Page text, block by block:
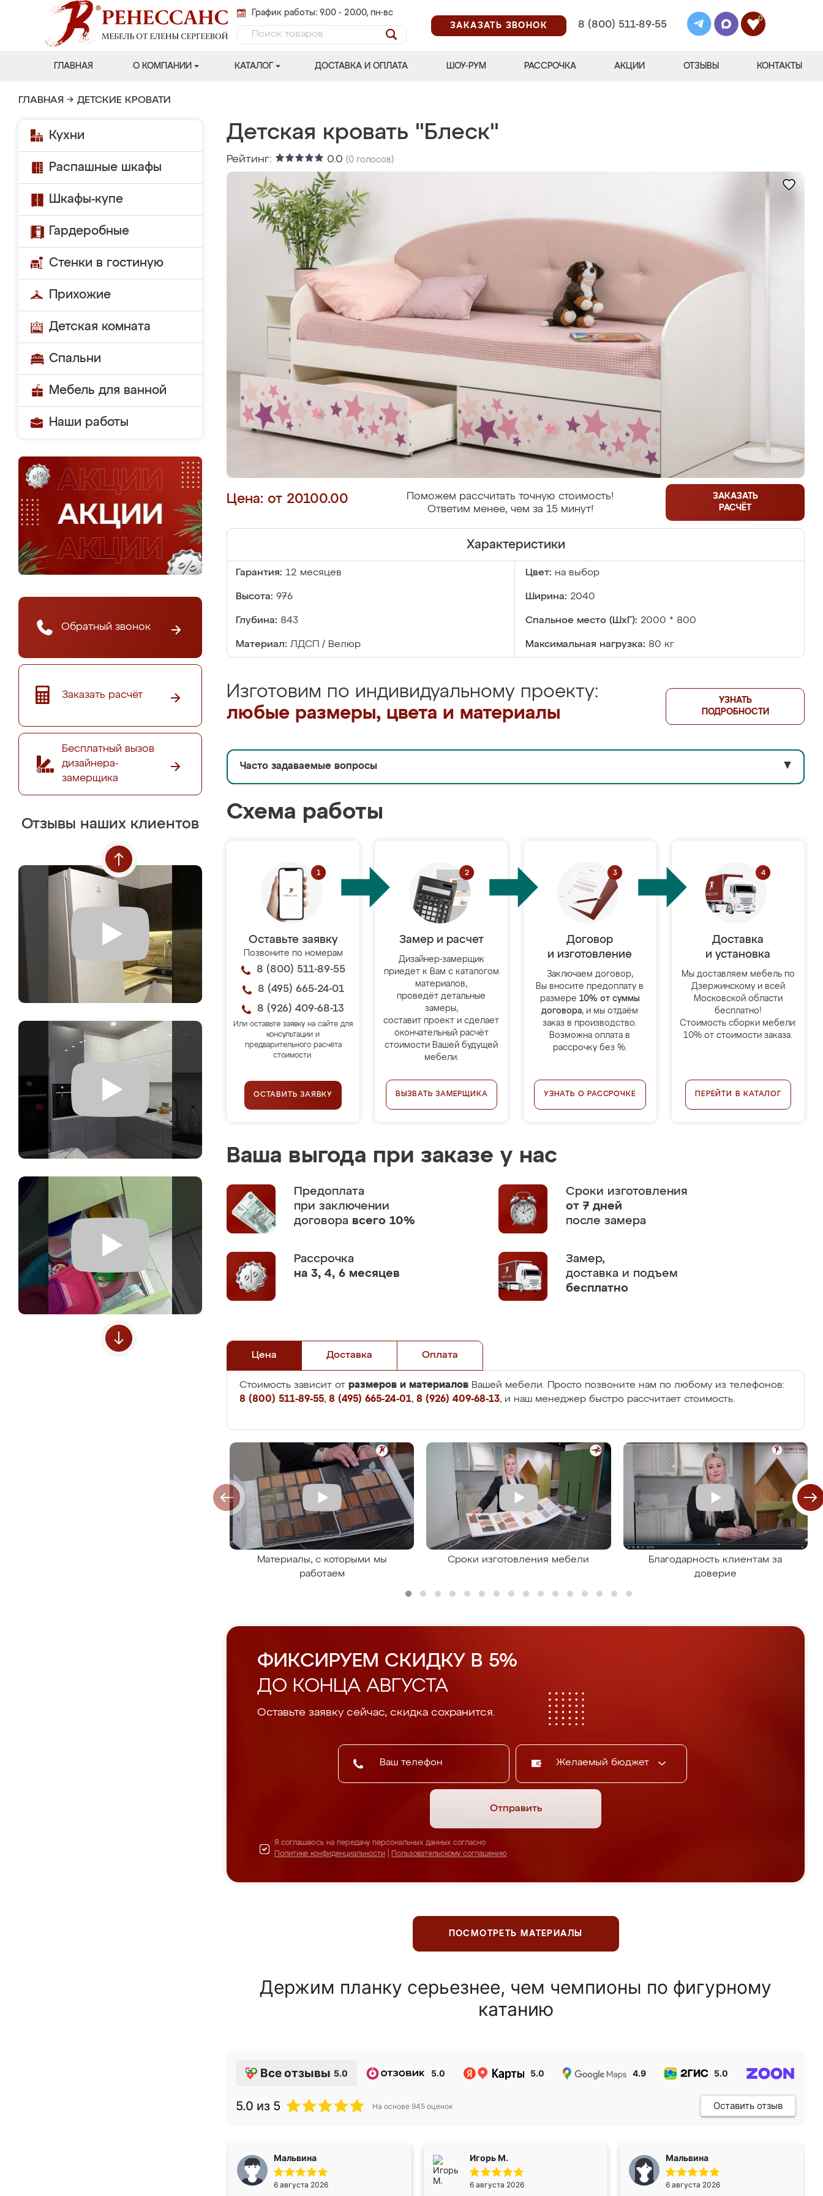
График работы: 9.00 - 20.00, пн-вс
ЗАКАЗАТЬ ЗВОНОК
8 (800) 511-89-55
0
ГЛАВНАЯ О КОМПАНИИ КАТАЛОГ ДОСТАВКА И ОПЛАТА ШОУ-РУМ РАССРОЧКА АКЦИИ ОТЗЫВЫ КОНТАКТЫ
ГЛАВНАЯ → ДЕТСКИЕ КРОВАТИ
Кухни
Распашные шкафы
Шкафы-купе
Гардеробные
Стенки в гостиную
Прихожие
Детская комната
Спальни
Мебель для ванной
Наши работы
Обратный звонок
Заказать расчёт
Бесплатный вызов
дизайнера-
замерщика
Отзывы наших клиентов
Детская кровать "Блеск"
Рейтинг: 0.0 (0 голосов)
Цена: от 20100.00
Поможем рассчитать точную стоимость!
Ответим менее, чем за 15 минут!
ЗАКАЗАТЬ
РАСЧЁТ
Характеристики
Гарантия: 12 месяцев Цвет: на выбор
Высота: 976 Ширина: 2040
Глубина: 843 Спальное место (ШхГ): 2000 * 800
Материал: ЛДСП / Велюр Максимальная нагрузка: 80 кг
Изготовим по индивидуальному проекту:
любые размеры, цвета и материалы
УЗНАТЬ
ПОДРОБНОСТИ
Часто задаваемые вопросы ▼
Схема работы
Оставьте заявку
Позвоните по номерам
8 (800) 511-89-55
8 (495) 665-24-01
8 (926) 409-68-13
Или оставьте заявку на сайте для
консультации и
предварительного расчёта
стоимости.
ОСТАВИТЬ ЗАЯВКУ
Замер и расчет
Дизайнер-замерщик
приедет к Вам с каталогом
материалов,
проведёт детальные
замеры,
составит проект и сделает
окончательный расчёт
стоимости Вашей будущей
мебели.
ВЫЗВАТЬ ЗАМЕРЩИКА
Договор
и изготовление
Заключаем договор,
Вы вносите предоплату в
размере 10% от суммы
договора, и мы отдаём
заказ в производство.
Возможна оплата в
рассрочку без %.
УЗНАТЬ О РАССРОЧКЕ
Доставка
и установка
Мы доставляем мебель по
Дзержинскому и всей
Московской области
бесплатно!
Стоимость сборки мебели:
10% от стоимости заказа.
ПЕРЕЙТИ В КАТАЛОГ
Ваша выгода при заказе у нас
Предоплата
при заключении
договора всего 10%
Сроки изготовления
от 7 дней
после замера
Рассрочка
на 3, 4, 6 месяцев
Замер,
доставка и подъем
бесплатно
Цена Доставка Оплата
Стоимость зависит от размеров и материалов Вашей мебели. Просто позвоните нам по любому из телефонов:
8 (800) 511-89-55, 8 (495) 665-24-01, 8 (926) 409-68-13, и наш менеджер быстро рассчитает стоимость.
Материалы, с которыми мы
работаем
Сроки изготовления мебели
Благодарность клиентам за
доверие
ФИКСИРУЕМ СКИДКУ В 5%
ДО КОНЦА АВГУСТА
Оставьте заявку сейчас, скидка сохранится.
Желаемый бюджет
Отправить
Я соглашаюсь на передачу персональных данных согласно
Политике конфиденциальности
Пользовательскому соглашению
ПОСМОТРЕТЬ МАТЕРИАЛЫ
Держим планку серьезнее, чем чемпионы по фигурному
катанию
Все отзывы 5.0 5.0 5.0 4.9 5.0
5.0 из 5 На основе 945 оценок Оставить отзыв
Мальвина
6 августа 2026
Игорь М.
6 августа 2026
Мальвина
6 августа 2026